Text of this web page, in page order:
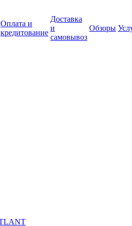
Оплата и
кредитование
Доставка
и
самовывоз
Обзоры